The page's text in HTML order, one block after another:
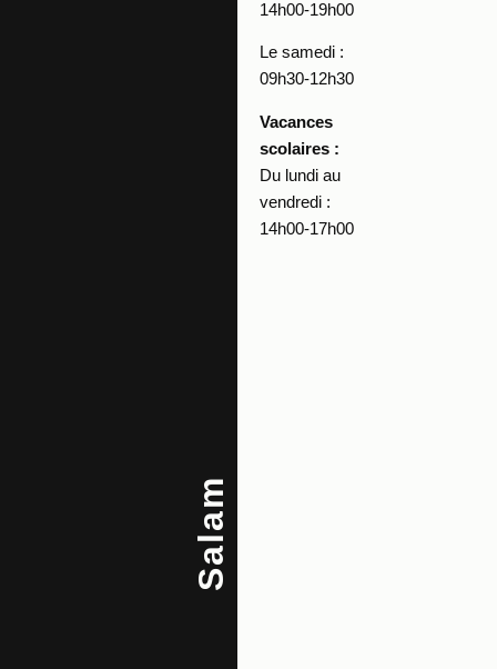
14h00-19h00
Le samedi :
09h30-12h30
Vacances
scolaires :
Du lundi au
vendredi :
14h00-17h00
Salam